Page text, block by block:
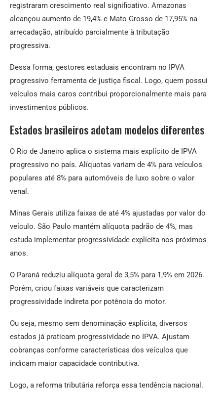
registraram crescimento real significativo. Amazonas
alcançou aumento de 19,4% e Mato Grosso de 17,95% na
arrecadação, atribuído parcialmente à tributação
progressiva.
Dessa forma, gestores estaduais encontram no IPVA
progressivo ferramenta de justiça fiscal. Logo, quem possui
veículos mais caros contribui proporcionalmente mais para
investimentos públicos.
Estados brasileiros adotam modelos diferentes
O Rio de Janeiro aplica o sistema mais explícito de IPVA
progressivo no país. Alíquotas variam de 4% para veículos
populares até 8% para automóveis de luxo sobre o valor
venal.
Minas Gerais utiliza faixas de até 4% ajustadas por valor do
veículo. São Paulo mantém alíquota padrão de 4%, mas
estuda implementar progressividade explícita nos próximos
anos.
O Paraná reduziu alíquota geral de 3,5% para 1,9% em 2026.
Porém, criou faixas variáveis que caracterizam
progressividade indireta por potência do motor.
Ou seja, mesmo sem denominação explícita, diversos
estados já praticam progressividade no IPVA. Ajustam
cobranças conforme características dos veículos que
indicam maior capacidade contributiva.
Logo, a reforma tributária reforça essa tendência nacional.